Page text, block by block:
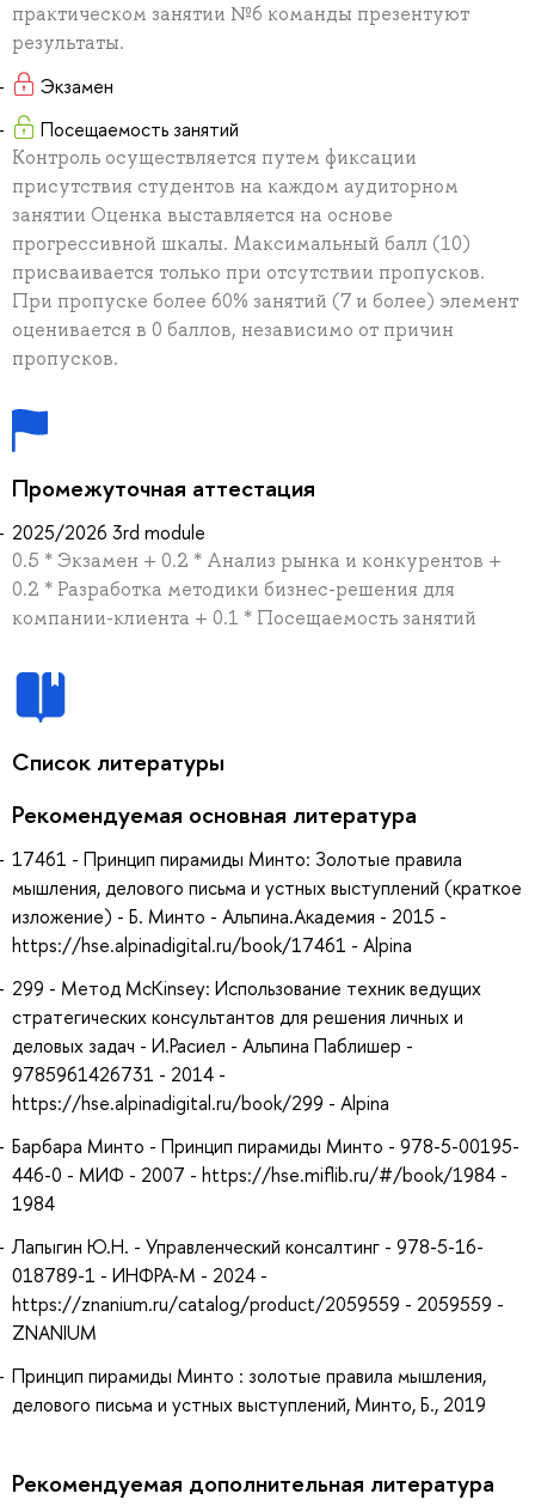
практическом занятии №6 команды презентуют
результаты.
Экзамен
Посещаемость занятий
Контроль осуществляется путем фиксации
присутствия студентов на каждом аудиторном
занятии Оценка выставляется на основе
прогрессивной шкалы. Максимальный балл (10)
присваивается только при отсутствии пропусков.
При пропуске более 60% занятий (7 и более) элемент
оценивается в 0 баллов, независимо от причин
пропусков.
Промежуточная аттестация
2025/2026 3rd module
0.5 * Экзамен + 0.2 * Анализ рынка и конкурентов +
0.2 * Разработка методики бизнес-решения для
компании-клиента + 0.1 * Посещаемость занятий
Список литературы
Рекомендуемая основная литература
17461 - Принцип пирамиды Минто: Золотые правила
мышления, делового письма и устных выступлений (краткое
изложение) - Б. Минто - Альпина.Академия - 2015 -
https://hse.alpinadigital.ru/book/17461 - Alpina
299 - Метод McKinsey: Использование техник ведущих
стратегических консультантов для решения личных и
деловых задач - И.Расиел - Альпина Паблишер -
9785961426731 - 2014 -
https://hse.alpinadigital.ru/book/299 - Alpina
Барбара Минто - Принцип пирамиды Минто - 978-5-00195-
446-0 - МИФ - 2007 - https://hse.miflib.ru/#/book/1984 -
1984
Лапыгин Ю.Н. - Управленческий консалтинг - 978-5-16-
018789-1 - ИНФРА-М - 2024 -
https://znanium.ru/catalog/product/2059559 - 2059559 -
ZNANIUM
Принцип пирамиды Минто : золотые правила мышления,
делового письма и устных выступлений, Минто, Б., 2019
Рекомендуемая дополнительная литература